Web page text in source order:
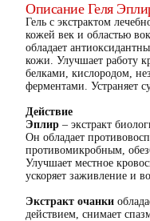
Описание Геля
Гель с экстрактом
кожей век и областью
обладает
кожи. Улучшает работу
белками, кислородом,
ферментами. Устраняет
Действие
Эплир – экстракт
Он обладает
противомикробным,
Улучшает местное
ускоряет заживление и
Экстракт очанки
действием, снимает